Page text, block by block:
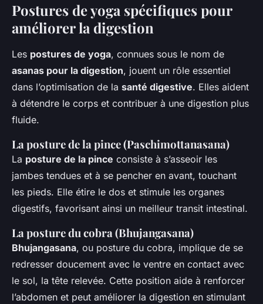
Postures de yoga spécifiques pour
améliorer la digestion
Les postures de yoga, connues sous le nom de
asanas pour la digestion, jouent un rôle essentiel
dans l’optimisation de la santé digestive. Elles aident
à détendre le corps et contribuer à une digestion plus
fluide.
La posture de la pince (Paschimottanasana)
La posture de la pince consiste à s’asseoir les
jambes tendues et à se pencher en avant, touchant
les pieds. Elle étire le dos et stimule les organes
digestifs, favorisant ainsi un meilleur transit intestinal.
La posture du cobra (Bhujangasana)
Bhujangasana, ou posture du cobra, implique de se
redresser doucement avec le ventre en contact avec
le sol, la tête relevée. Cette position aide à renforcer
l’abdomen et peut améliorer la digestion en stimulant